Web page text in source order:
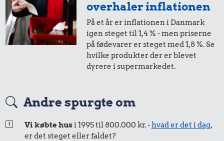
1,-
i 2016
= 1,-
i dag
i 2016
overhaler inflationen
På et år er inflationen i Danmark
igen steget til 1,4 % - men priserne
på fødevarer er steget med 1,8 %. Se
hvilke produkter der er blevet
dyrere i supermarkedet.
Andre spurgte om
Vi købte husi 1995 til 800.000 kr. -hvad er det i dag,
er det steget eller faldet?